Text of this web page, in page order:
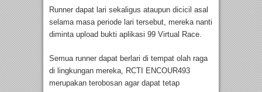
Runner dapat lari sekaligus ataupun dicicil asal
selama masa periode lari tersebut, mereka nanti
diminta upload bukti aplikasi 99 Virtual Race.
Semua runner dapat berlari di tempat olah raga
di lingkungan mereka, RCTI ENCOUR493
merupakan terobosan agar dapat tetap